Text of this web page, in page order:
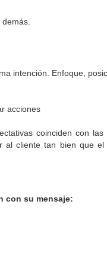
intención. Enfoque,
acciones
coinciden con
cliente tan bien que
con su mensaje: